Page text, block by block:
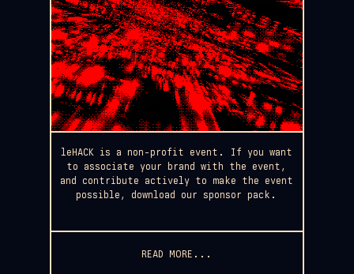
leHACK is a non-profit event. If you want
to associate your brand with the event,
and contribute actively to make the event
possible, download our sponsor pack.
READ MORE...